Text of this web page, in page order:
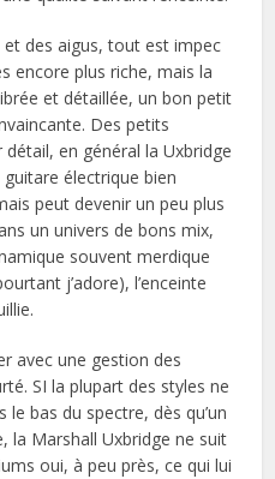
des aigus, tout est impec
encore plus riche, mais la
et détaillée, un bon petit
Des petits
en général la Uxbridge
guitare électrique bien
peut devenir un peu plus
un univers de bons mix,
souvent merdique
j’adore), l’enceinte
avec une gestion des
SI la plupart des styles ne
bas du spectre, dès qu’un
la Marshall Uxbridge ne suit
oui, à peu près, ce qui lui